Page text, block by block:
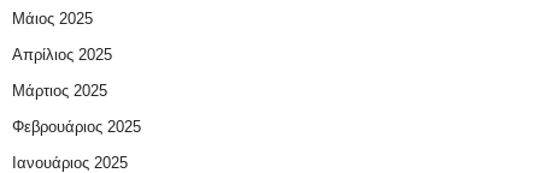
Μάιος 2025
Απρίλιος 2025
Μάρτιος 2025
Φεβρουάριος 2025
Ιανουάριος 2025